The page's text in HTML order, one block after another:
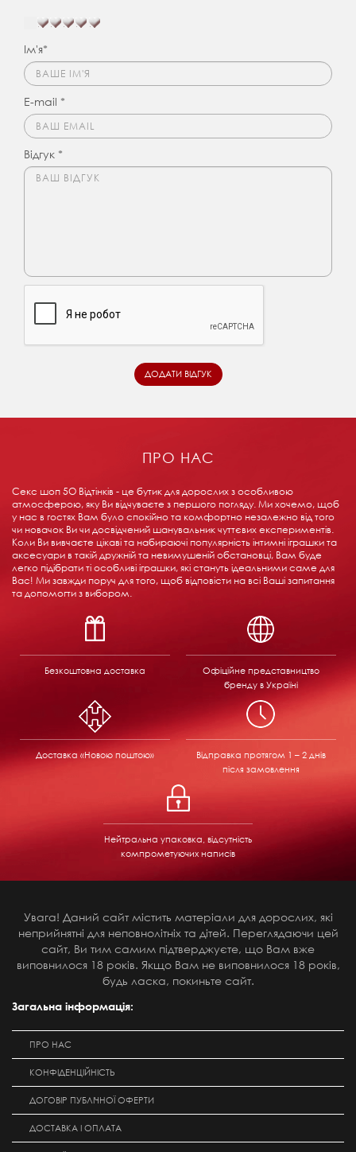
Ім'я*
E-mail *
Відгук *
ПРО НАС
Секс шоп 5О Відтінків - це бутик для дорослих з особливою
атмосферою, яку Ви відчуваєте з першого погляду. Ми хочемо, щоб
у нас в гостях Вам було спокійно та комфортно незалежно від того
чи новачок Ви чи досвідчений шанувальник чуттєвих експериментів.
Коли Ви вивчаєте цікаві та набираючі популярність інтимні іграшки та
аксесуари в такій дружній та невимушеній обстановці, Вам буде
легко підібрати ті особливі іграшки, які стануть ідеальними саме для
Вас! Ми завжди поруч для того, щоб відповісти на всі Ваші запитання
та допомогти з вибором.
Безкоштовна доставка
Офіційне представництво
бренду в Україні
Доставка «Новою поштою» Відправка протягом 1 – 2 днів
після замовлення
Нейтральна упаковка, відсутність
компрометуючих написів
Увага! Даний сайт містить матеріали для дорослих, які
неприйнятні для неповнолітніх та дітей. Переглядаючи цей
сайт, Ви тим самим підтверджуєте, що Вам вже
виповнилося 18 років. Якщо Вам не виповнилося 18 років,
будь ласка, покиньте сайт.
Загальна інформація:
ПРО НАС
КОНФІДЕНЦІЙНІСТЬ
ДОГОВІР ПУБЛІЧНОЇ ОФЕРТИ
ДОСТАВКА І ОПЛАТА